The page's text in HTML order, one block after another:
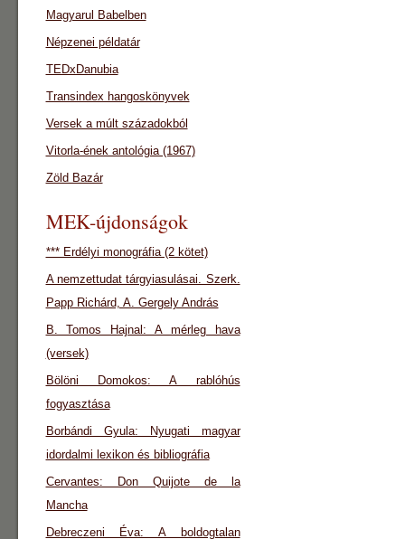
Magyarul Babelben
Népzenei példatár
TEDxDanubia
Transindex hangoskönyvek
Versek a múlt századokból
Vitorla-ének antológia (1967)
Zöld Bazár
MEK-újdonságok
*** Erdélyi monográfia (2 kötet)
A nemzettudat tárgyiasulásai. Szerk.
Papp Richárd, A. Gergely András
B. Tomos Hajnal: A mérleg hava
(versek)
Bölöni Domokos: A rablóhús
fogyasztása
Borbándi Gyula: Nyugati magyar
idordalmi lexikon és bibliográfia
Cervantes: Don Quijote de la
Mancha
Debreczeni Éva: A boldogtalan